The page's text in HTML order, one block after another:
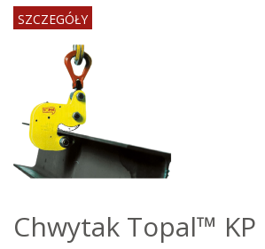
SZCZEGÓŁY
Chwytak Topal™ KP